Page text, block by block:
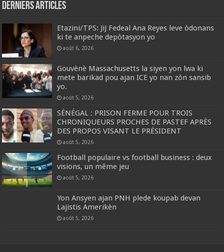
Derniers articles
Etazini/TPS: JiJ Fedeal Ana Reyes leve òdonans
ki te anpeche depòtasyon yo
août 6, 2026
Gouvènè Massachusetts la siyen yon lwa ki
mete barikad pou ajan ICE yo nan zòn sansib
yo.
août 5, 2026
SÉNÉGAL : PRISON FERME POUR TROIS
CHRONIQUEURS PROCHES DE PASTEF APRÈS
DES PROPOS VISANT LE PRÉSIDENT
août 5, 2026
Football populaire vs football business : deux
visions, un même jeu
août 5, 2026
Yon Ansyen ajan PNH plede koupab devan
Lajistis Amerikèn
août 5, 2026